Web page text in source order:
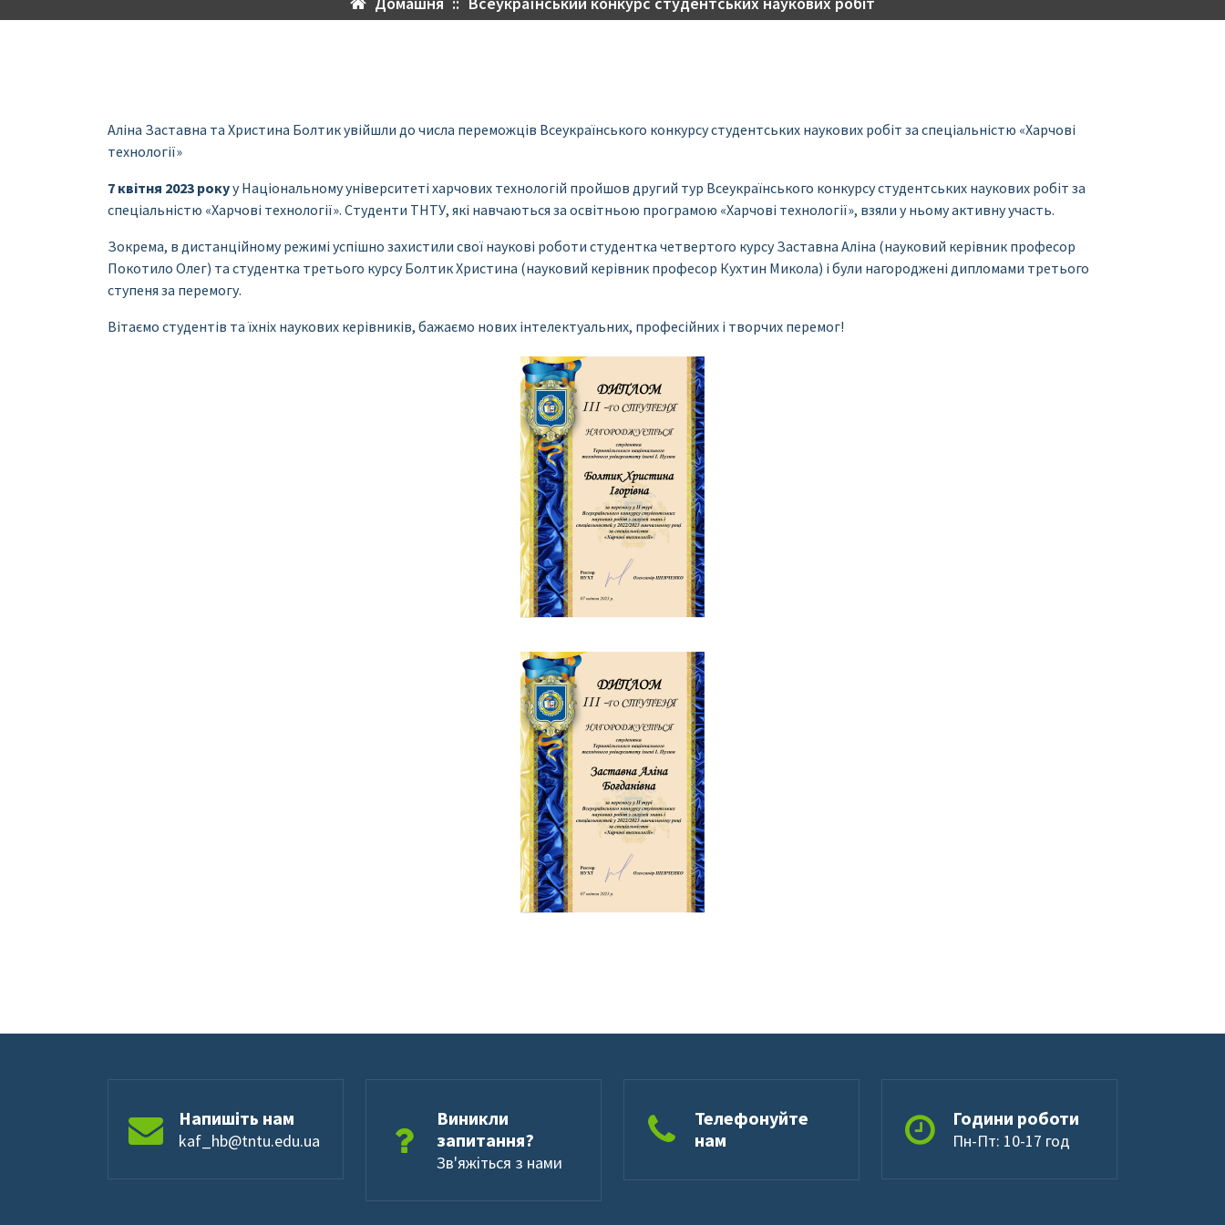
Аліна Заставна та Христина Болтик увійшли до числа переможців Всеукраїнського конкурсу студентських наукових робіт за спеціальністю «Харчові
технології»
7 квітня 2023 рокуу Національному університеті харчових технологій пройшов другий тур Всеукраїнського конкурсу студентських наукових робіт за
спеціальністю «Харчові технології». Студенти ТНТУ, які навчаються за освітньою програмою «Харчові технології», взяли у ньому активну участь.
Зокрема, в дистанційному режимі успішно захистили свої наукові роботи студентка четвертого курсу Заставна Аліна (науковий керівник професор
Покотило Олег) та студентка третього курсу Болтик Христина (науковий керівник професор Кухтин Микола) і були нагороджені дипломами третього
ступеня за перемогу.
Вітаємо студентів та їхніх наукових керівників, бажаємо нових інтелектуальних, професійних і творчих перемог!
Напишіть нам
kaf_hb@tntu.edu.ua
Виникли
запитання?
Зв'яжіться з нами
Телефонуйте
нам
Години роботи
Пн-Пт: 10-17 год